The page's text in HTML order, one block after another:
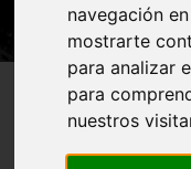
navegación
mostrarte
para analizar
para
nuestros
Región de Murcia